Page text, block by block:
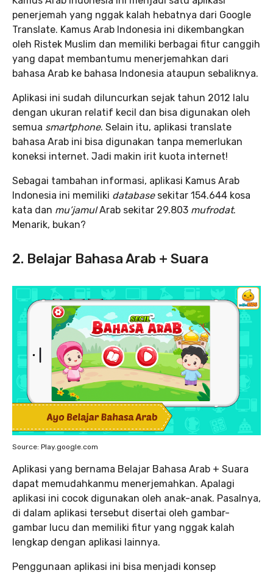
penerjemah yang nggak kalah hebatnya dari Google
Translate. Kamus Arab Indonesia ini dikembangkan
oleh Ristek Muslim dan memiliki berbagai fitur canggih
yang dapat membantumu menerjemahkan dari
bahasa Arab ke bahasa Indonesia ataupun sebaliknya.
Aplikasi ini sudah diluncurkan sejak tahun 2012 lalu
dengan ukuran relatif kecil dan bisa digunakan oleh
semua smartphone. Selain itu, aplikasi translate
bahasa Arab ini bisa digunakan tanpa memerlukan
koneksi internet. Jadi makin irit kuota internet!
Sebagai tambahan informasi, aplikasi Kamus Arab
Indonesia ini memiliki databasesekitar 154.644 kosa
kata dan mu’jamulArab sekitar 29.803 mufrodat.
Menarik, bukan?
2. Belajar Bahasa Arab + Suara
Source: Play.google.com
Aplikasi yang bernama Belajar Bahasa Arab + Suara
dapat memudahkanmu menerjemahkan. Apalagi
aplikasi ini cocok digunakan oleh anak-anak. Pasalnya,
di dalam aplikasi tersebut disertai oleh gambar-
gambar lucu dan memiliki fitur yang nggak kalah
lengkap dengan aplikasi lainnya.
Penggunaan aplikasi ini bisa menjadi konsep